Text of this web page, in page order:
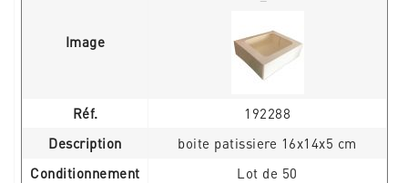
Image
Réf.
192288
Description
boite patissiere 16x14x5 cm
Conditionnement
Lot de 50